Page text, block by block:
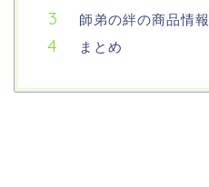
師弟の絆の商品情報
まとめ